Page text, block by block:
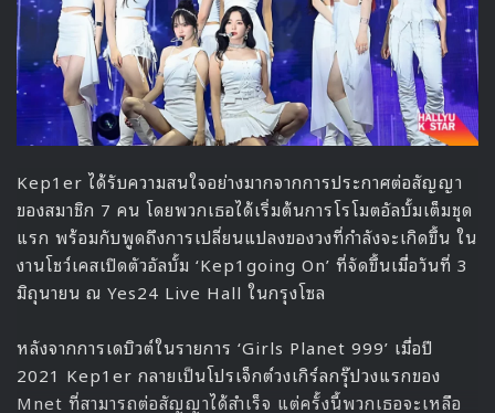
ผมชอบคนที่พูดจาสุภาพครับ”